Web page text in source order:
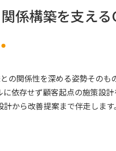
係構築を支える
の関係性を深める姿勢そのも
依存せず顧客起点の施策設計
から改善提案まで伴走します。